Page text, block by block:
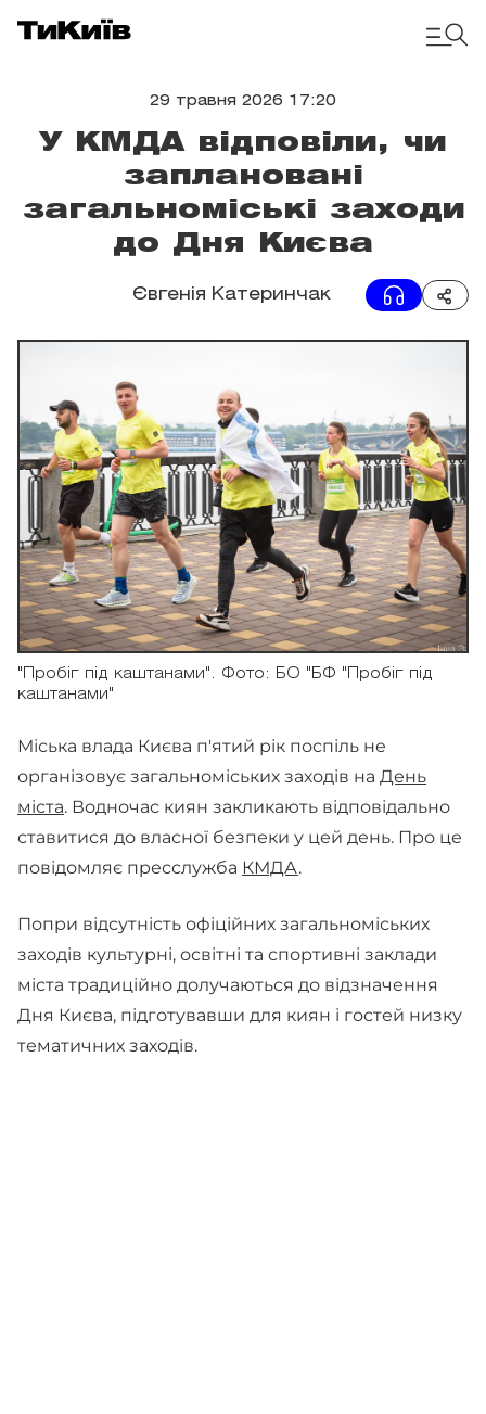
29 травня 2026 17:20
У КМДА відповіли, чи
заплановані
загальноміські заходи
до Дня Києва
Євгенія Катеринчак
"Пробіг під каштанами". Фото: БО "БФ "Пробіг під
каштанами"
Міська влада Києва п'ятий рік поспіль не
організовує загальноміських заходів на День
міста. Водночас киян закликають відповідально
ставитися до власної безпеки у цей день. Про це
повідомляє пресслужба КМДА.
Попри відсутність офіційних загальноміських
заходів культурні, освітні та спортивні заклади
міста традиційно долучаються до відзначення
Дня Києва, підготувавши для киян і гостей низку
тематичних заходів.